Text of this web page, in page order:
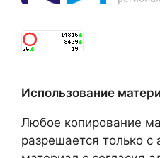
Использование
Любое копирование
разрешается только с